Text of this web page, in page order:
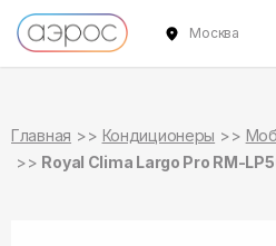
Москва
Главная Кондиционеры
Royal Clima Largo Pro RM-
в наличии
в наличии